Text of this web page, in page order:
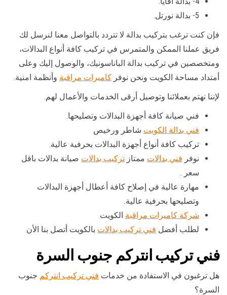
5- بدالة نورتل.
فإن كنت ترغب بتركيب بدالة لا تتردد بالتواصل معنا لنرسل لك
فريق عملنا الممكن والمتمرس في تركيب كافة أنواع البدالات،
ومتخصصين في تركيب بدالة الباناسونيك، والوصول إليك وعلى
أمتداد مساحة الكويت ونحن نوفر كاميرات مراقبة وأنظمة امنية.
لإننا نهتم بعملائنا وتوصيل أرقى الخدمات والأعمال لهم.
فني صيانة كافة أجهزة البدالات وتصليحها.
فني بدالة الكويت شاطر ورخيص
تركيب كافة أنواع أجهزة البدالات بحرفية عالية.
نوفر فني بدالات ممتاز تركيب بدالات صيانة بدالات باقل
سعر .
مهارة عالية في إصلاح كافة أعطال أجهزة البدالات
وتصليحها بحرفية عالية.
شركة كاميرات مراقبة الكويت
لطلب أفضل فني تركيب بدالات بالكويت أتصل بنا الأن
فني تركيب انتركم جنوب السرة
هل ترغبون في الاستفادة من خدمات فني تركيب انتركم جنوب
السرة؟